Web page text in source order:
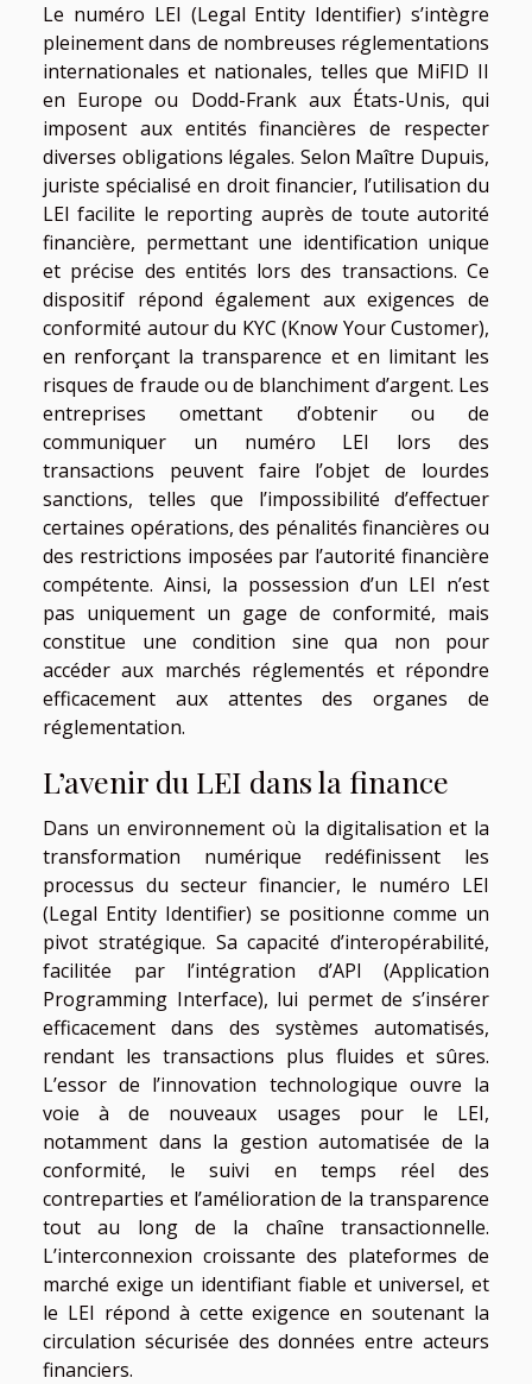
Le numéro LEI (Legal Entity Identifier) s’intègre
pleinement dans de nombreuses réglementations
internationales et nationales, telles que MiFID II
en Europe ou Dodd-Frank aux États-Unis, qui
imposent aux entités financières de respecter
diverses obligations légales. Selon Maître Dupuis,
juriste spécialisé en droit financier, l’utilisation du
LEI facilite le reporting auprès de toute autorité
financière, permettant une identification unique
et précise des entités lors des transactions. Ce
dispositif répond également aux exigences de
conformité autour du KYC (Know Your Customer),
en renforçant la transparence et en limitant les
risques de fraude ou de blanchiment d’argent. Les
entreprises omettant d’obtenir ou de
communiquer un numéro LEI lors des
transactions peuvent faire l’objet de lourdes
sanctions, telles que l’impossibilité d’effectuer
certaines opérations, des pénalités financières ou
des restrictions imposées par l’autorité financière
compétente. Ainsi, la possession d’un LEI n’est
pas uniquement un gage de conformité, mais
constitue une condition sine qua non pour
accéder aux marchés réglementés et répondre
efficacement aux attentes des organes de
réglementation.
L’avenir du LEI dans la finance
Dans un environnement où la digitalisation et la
transformation numérique redéfinissent les
processus du secteur financier, le numéro LEI
(Legal Entity Identifier) se positionne comme un
pivot stratégique. Sa capacité d’interopérabilité,
facilitée par l’intégration d’API (Application
Programming Interface), lui permet de s’insérer
efficacement dans des systèmes automatisés,
rendant les transactions plus fluides et sûres.
L’essor de l’innovation technologique ouvre la
voie à de nouveaux usages pour le LEI,
notamment dans la gestion automatisée de la
conformité, le suivi en temps réel des
contreparties et l’amélioration de la transparence
tout au long de la chaîne transactionnelle.
L’interconnexion croissante des plateformes de
marché exige un identifiant fiable et universel, et
le LEI répond à cette exigence en soutenant la
circulation sécurisée des données entre acteurs
financiers.